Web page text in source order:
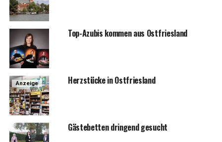
Top-Azu­bis kom­men aus Ostfriesland
Anzeige Herz­stü­cke in Ostfriesland
Gäs­te­bet­ten drin­gend gesucht